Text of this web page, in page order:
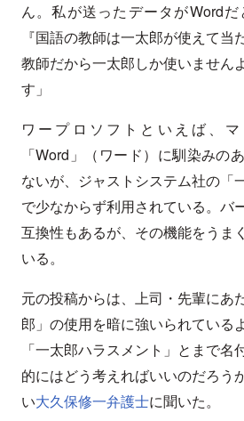
ん。私が送ったデータがWord
『国語の教師は一太郎が使えて
教師だから一太郎しか使いません
す」
ワープロソフトといえば、
「Word」（ワード）に馴染みの
ないが、ジャストシステム社の「
で少なからず利用されている。バ
互換性もあるが、その機能をうま
いる。
元の投稿からは、上司・先輩にあ
郎」の使用を暗に強いられている
「一太郎ハラスメント」とまで
的にはどう考えればいいのだろう
い大久保修一弁護士に聞いた。